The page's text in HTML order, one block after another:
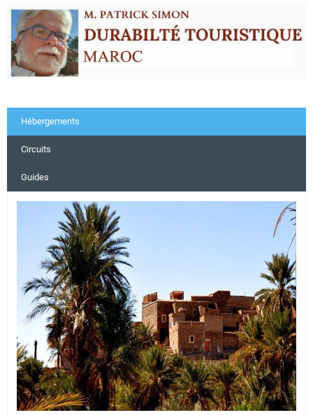
Hébergements
Circuits
Guides